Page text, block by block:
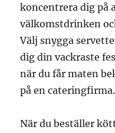
koncentrera dig på
välkomstdrinken
Välj snygga
dig din vackraste
när du får maten
på en cateringfirma.
När du beställer